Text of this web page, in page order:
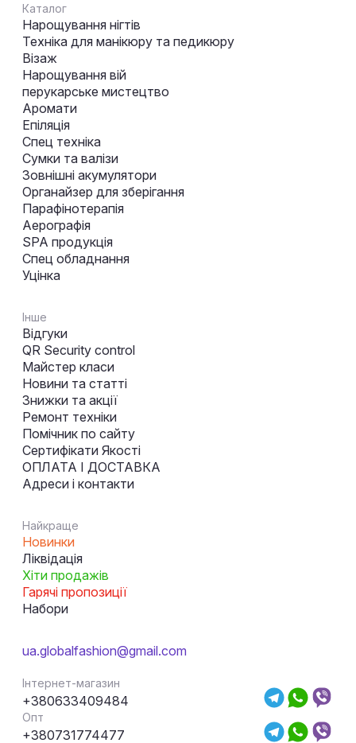
Каталог
Нарощування нігтів
Техніка для манікюру та педикюру
Візаж
Нарощування вій
перукарське мистецтво
Аромати
Епіляція
Спец техніка
Сумки та валізи
Зовнішні акумулятори
Органайзер для зберігання
Парафінотерапія
Аерографія
SPA продукція
Спец обладнання
Уцінка
Інше
Відгуки
QR Security control
Майстер класи
Новини та статті
Знижки та акції
Ремонт техніки
Помічник по сайту
Сертифікати Якості
ОПЛАТА І ДОСТАВКА
Адреси і контакти
Найкраще
Новинки
Ліквідація
Хіти продажів
Гарячі пропозиції
Набори
ua.globalfashion@gmail.com
Інтернет-магазин
+380633409484
Опт
+380731774477